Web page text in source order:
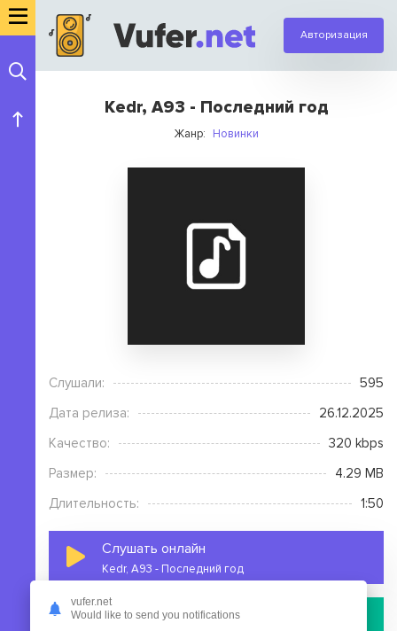
Авторизация
Kedr, A93 - Последний год
Жанр: Новинки
Слушали:
595
Дата релиза:
26.12.2025
Качество:
320 kbps
Размер:
4.29 MB
Длительность:
1:50
Слушать онлайн
Kedr, A93 - Последний год
Скачать
vufer.net
Would like to send you notifications